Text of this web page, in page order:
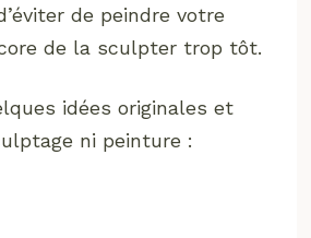
de peindre votre
de la sculpter trop tôt.
idées originales et
ni peinture :